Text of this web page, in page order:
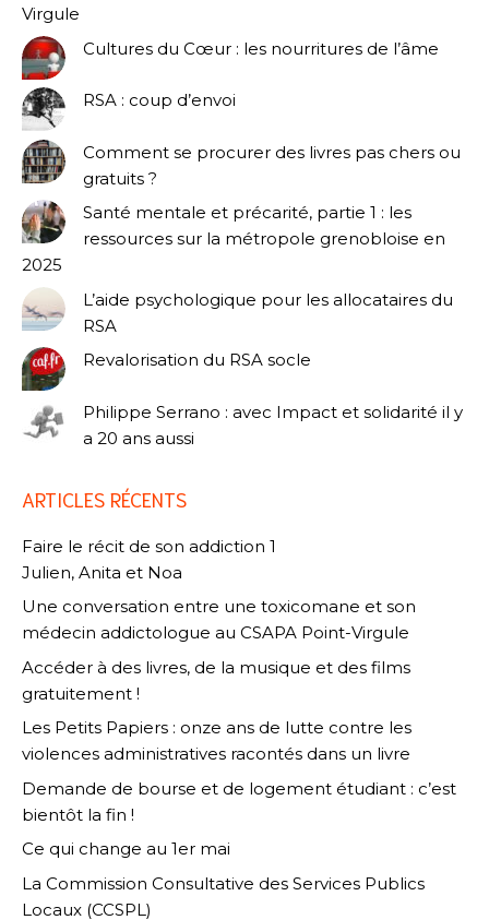
Virgule
Cultures du Cœur : les nourritures de l’âme
RSA : coup d’envoi
Comment se procurer des livres pas chers ou
gratuits ?
Santé mentale et précarité, partie 1 : les
ressources sur la métropole grenobloise en
2025
L’aide psychologique pour les allocataires du
RSA
Revalorisation du RSA socle
Philippe Serrano : avec Impact et solidarité il y
a 20 ans aussi
ARTICLES RÉCENTS
Faire le récit de son addiction 1
Julien, Anita et Noa
Une conversation entre une toxicomane et son
médecin addictologue au CSAPA Point-Virgule
Accéder à des livres, de la musique et des films
gratuitement !
Les Petits Papiers : onze ans de lutte contre les
violences administratives racontés dans un livre
Demande de bourse et de logement étudiant : c’est
bientôt la fin !
Ce qui change au 1er mai
La Commission Consultative des Services Publics
Locaux (CCSPL)